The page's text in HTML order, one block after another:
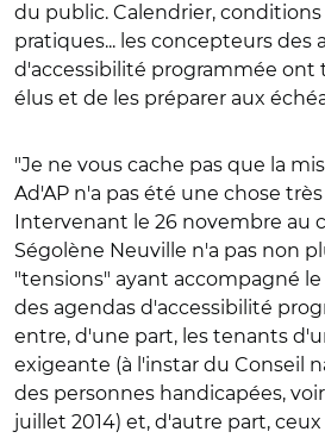
du public. Calendrier,
pratiques... les concepteurs des
d'accessibilité programmée ont
élus et de les préparer aux
"Je ne vous cache pas que la
Ad'AP n'a pas été une chose
Intervenant le 26 novembre au
Ségolène Neuville n'a pas non
"tensions" ayant accompagné
des agendas d'accessibilité
entre, d'une part, les tenants
exigeante (à l'instar du Conseil
des personnes handicapées,
juillet 2014) et, d'autre part,